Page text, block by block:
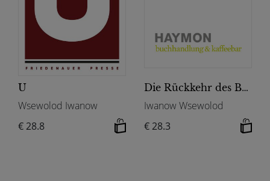
U
Wsewolod Iwanow
€ 28.8
Die Rückkehr des Buddha
Iwanow Wsewolod
€ 28.3